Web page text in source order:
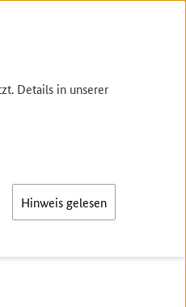
Details in unserer
Hinweis gelesen